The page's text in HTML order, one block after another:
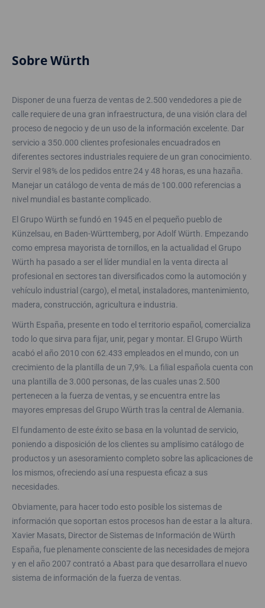
Sobre Würth
Disponer de una fuerza de ventas de 2.500 vendedores a pie de
calle requiere de una gran infraestructura, de una visión clara del
proceso de negocio y de un uso de la información excelente. Dar
servicio a 350.000 clientes profesionales encuadrados en
diferentes sectores industriales requiere de un gran conocimiento.
Servir el 98% de los pedidos entre 24 y 48 horas, es una hazaña.
Manejar un catálogo de venta de más de 100.000 referencias a
nivel mundial es bastante complicado.
El Grupo Würth se fundó en 1945 en el pequeño pueblo de
Künzelsau, en Baden-Württemberg, por Adolf Würth. Empezando
como empresa mayorista de tornillos, en la actualidad el Grupo
Würth ha pasado a ser el líder mundial en la venta directa al
profesional en sectores tan diversificados como la automoción y
vehículo industrial (cargo), el metal, instaladores, mantenimiento,
madera, construcción, agricultura e industria.
Würth España, presente en todo el territorio español, comercializa
todo lo que sirva para fijar, unir, pegar y montar. El Grupo Würth
acabó el año 2010 con 62.433 empleados en el mundo, con un
crecimiento de la plantilla de un 7,9%. La filial española cuenta con
una plantilla de 3.000 personas, de las cuales unas 2.500
pertenecen a la fuerza de ventas, y se encuentra entre las
mayores empresas del Grupo Würth tras la central de Alemania.
El fundamento de este éxito se basa en la voluntad de servicio,
poniendo a disposición de los clientes su amplísimo catálogo de
productos y un asesoramiento completo sobre las aplicaciones de
los mismos, ofreciendo así una respuesta eficaz a sus
necesidades.
Obviamente, para hacer todo esto posible los sistemas de
información que soportan estos procesos han de estar a la altura.
Xavier Masats, Director de Sistemas de Información de Würth
España, fue plenamente consciente de las necesidades de mejora
y en el año 2007 contrató a Abast para que desarrollara el nuevo
sistema de información de la fuerza de ventas.